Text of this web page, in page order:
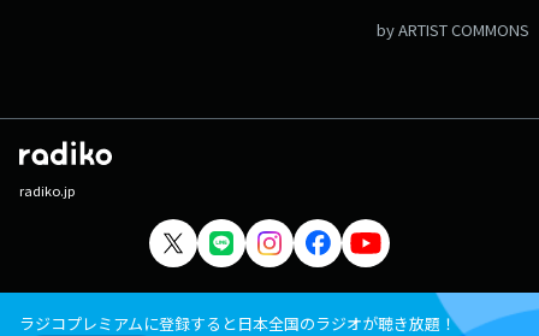
by ARTIST COMMONS
radiko.jp
ラジコプレミアムに登録すると日本全国のラジオが聴き放題！